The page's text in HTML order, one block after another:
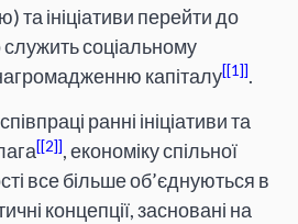
та ініціативи перейти до
служить соціальному
капіталу [1] .
ранні ініціативи та
[2] , економіку спільної
все більше об’єднуються в
концепції, засновані на